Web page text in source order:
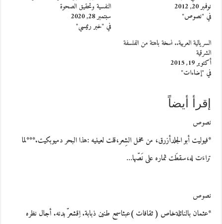
نوفمبر 20, 2012
في "نصوص"
النفسية وتحقيق الصحوة
سبتمبر 28, 2020
في "خبر رئيسي"
السريالية العربية.. نسخة باهتة من الفلسفة
الشرقية
أكتوبر 19, 2015
في "إضاءات"
إقرأ أيضاً
نصوص
*فيوليت أبو الجلدأزرق، من مخمل الشِعر،قلت لعينيه :هذا البحر دميوبكيت.***لما
تراءَت له،سقطَت ثماره على نَصّها…
نصوص
*عثمان بالنائلةخاص ( ثقافات )عبثاسمع طنين ذبابة. اِقشعرّ بدنه. أجال نظره